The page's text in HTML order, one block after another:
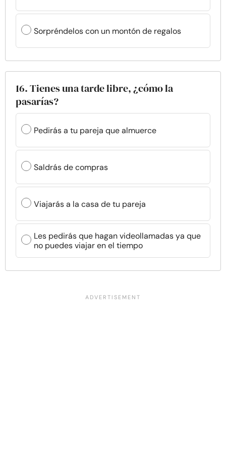
Sorpréndelos con un montón de regalos
16. Tienes una tarde libre, ¿cómo la
pasarías?
Pedirás a tu pareja que almuerce
Saldrás de compras
Viajarás a la casa de tu pareja
Les pedirás que hagan videollamadas ya que
no puedes viajar en el tiempo